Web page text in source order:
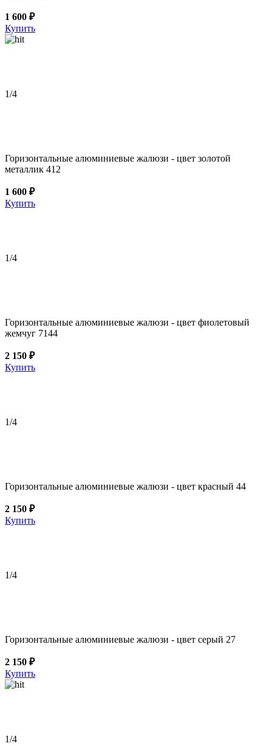
1 600 ₽
Купить
1/4
Горизонтальные алюминиевые жалюзи - цвет золотой
металлик 412
1 600 ₽
Купить
1/4
Горизонтальные алюминиевые жалюзи - цвет фиолетовый
жемчуг 7144
2 150 ₽
Купить
1/4
Горизонтальные алюминиевые жалюзи - цвет красный 44
2 150 ₽
Купить
1/4
Горизонтальные алюминиевые жалюзи - цвет серый 27
2 150 ₽
Купить
1/4